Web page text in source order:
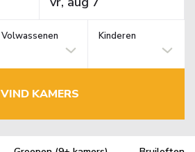
Volwassenen Kinderen
VIND KAMERS